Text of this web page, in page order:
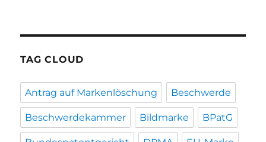
TAG CLOUD
Antrag auf Markenlöschung Beschwerde
Beschwerdekammer Bildmarke BPatG